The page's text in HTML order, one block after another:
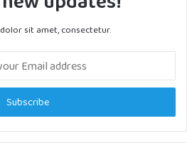
sit amet, consectetur.